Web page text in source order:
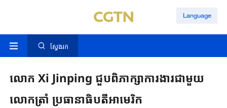
Language
ស្វែងរក
លោក Xi ​Jinping ​ជួបពិភាក្សា​ការងារ​ជាមួយ​
លោកត្រាំ ​ប្រធានាធិបតី​អាមេរិក​​